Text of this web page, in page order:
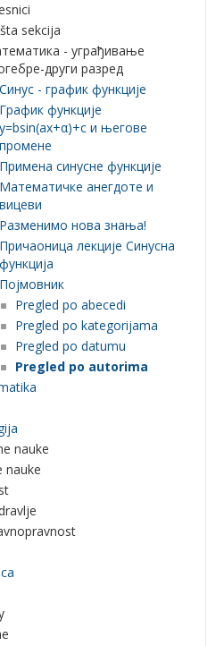
sekcija
- уграђивање
други разред
Синус - график функције
График функције
y=bsin(ax+α)+c и његове
промене
Примена синусне функције
Математичке анегдоте и
вицеви
Разменимо нова знања!
Причаоница лекције Синусна
функција
Појмовник
Pregled po abecedi
Pregled po kategorijama
Pregled po datumu
Pregled po autorima
nauke
nauke